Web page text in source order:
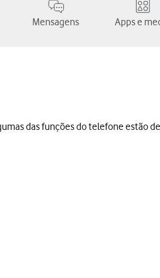
Mensagens Apps e
das funções do telefone estão